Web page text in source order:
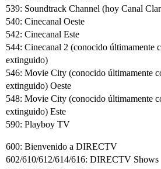
539: Soundtrack Channel (hoy Canal
540: Cinecanal Oeste
542: Cinecanal Este
544: Cinecanal 2 (conocido últimamente
extinguido)
546: Movie City (conocido últimamente
extinguido) Oeste
548: Movie City (conocido últimamente
extinguido) Este
590: Playboy TV
600: Bienvenido a DIRECTV
602/610/612/614/616: DIRECTV Shows